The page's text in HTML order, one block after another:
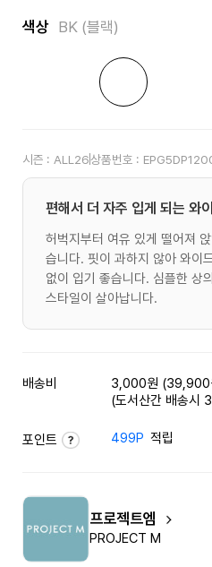
색상 BK (블랙)
시즌 : ALL26상품번호 :
편해서 더 자주 입게 되는 와
허벅지부터 여유 있게 떨어져
습니다. 핏이 과하지 않아 와이
없이 입기 좋습니다. 심플한 상
스타일이 살아납니다.
배송비
3,000원 (39,900
(도서산간 배송시
포인트 499P 적립
프로젝트엠
PROJECT M